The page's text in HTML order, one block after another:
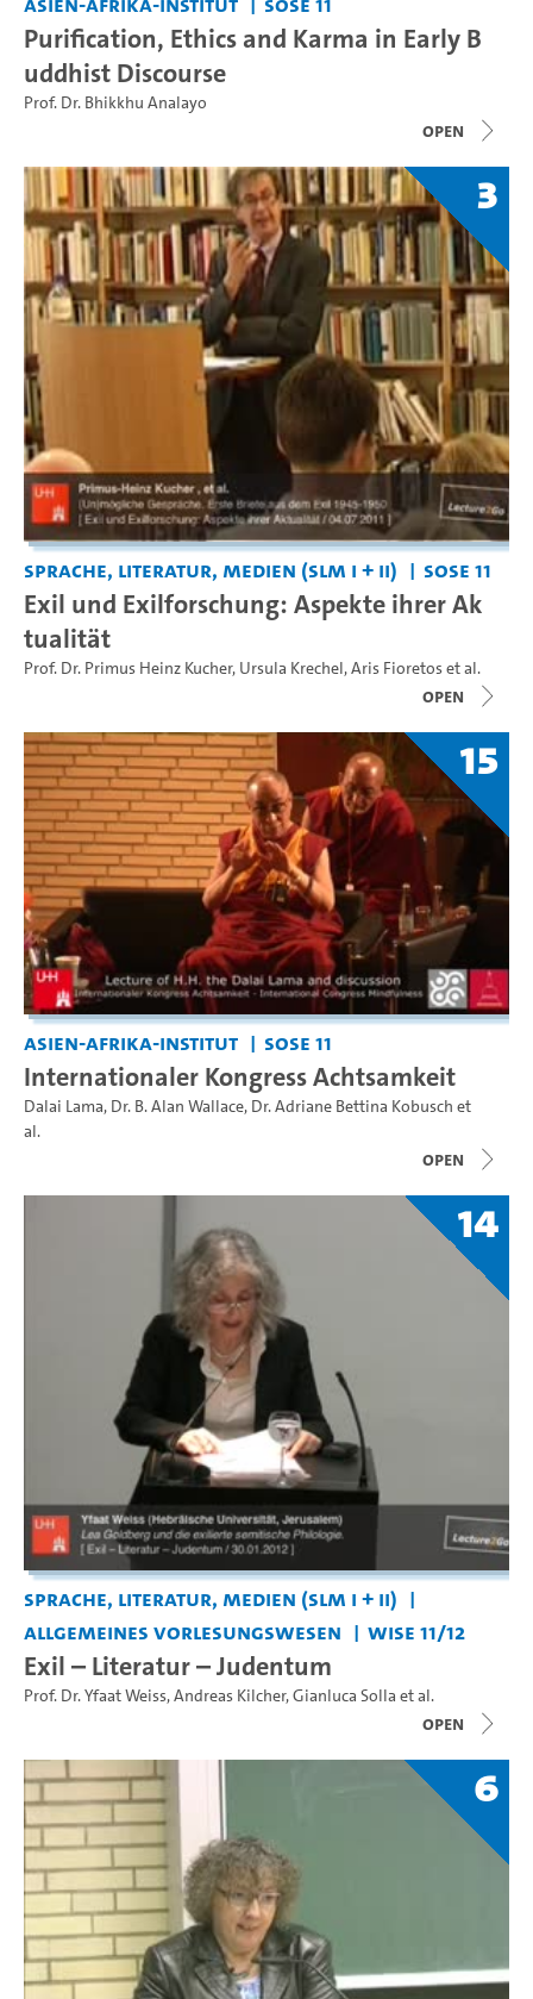
Purification, Ethics and Karma in Early B
uddhist Discourse
Prof. Dr. Bhikkhu Analayo
open
3
Sprache, Literatur, Medien (SLM I + II) SoSe 11
Exil und Exilforschung: Aspekte ihrer Ak
tualität
Prof. Dr. Primus Heinz Kucher, Ursula Krechel,Aris Fioretoset al.
open
15
Asien-Afrika-Institut SoSe 11
Internationaler Kongress Achtsamkeit
Dalai Lama, Dr. B. Alan Wallace, Dr. Adriane Bettina Kobusch et
al.
open
14
Sprache, Literatur, Medien (SLM I + II)
Allgemeines Vorlesungswesen
WiSe 11/12
Exil – Literatur – Judentum
Prof. Dr. Yfaat Weiss,Andreas Kilcher,Gianluca Solla et al.
open
6